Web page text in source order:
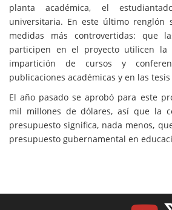
planta académica, el
universitaria. En este último renglón
medidas más controvertidas: que
participen en el proyecto utilicen la
impartición de cursos y
publicaciones académicas y en las
El año pasado se aprobó para este
mil millones de dólares, así que la
presupuesto significa, nada menos,
presupuesto gubernamental en